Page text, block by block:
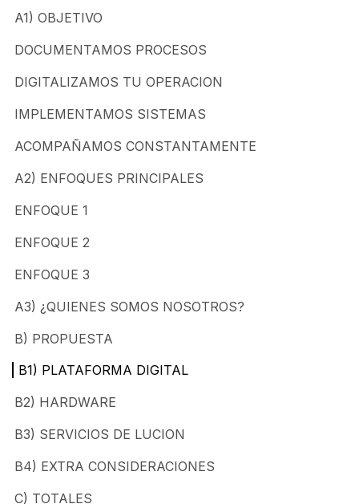
A1) OBJETIVO
DOCUMENTAMOS PROCESOS
DIGITALIZAMOS TU OPERACION
IMPLEMENTAMOS SISTEMAS
ACOMPAÑAMOS CONSTANTAMENTE
A2) ENFOQUES PRINCIPALES
ENFOQUE 1
ENFOQUE 2
ENFOQUE 3
A3) ¿QUIENES SOMOS NOSOTROS?
B) PROPUESTA
​B1) PLATAFORMA DIGITAL
B2) HARDWARE
B3) SERVICIOS DE LUCION
B4) EXTRA CONSIDERACIONES
C) TOTALES